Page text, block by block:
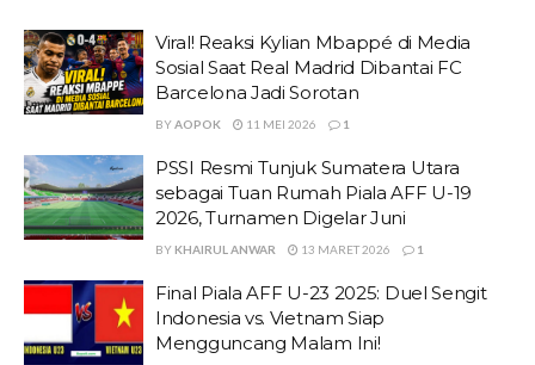
Viral! Reaksi Kylian Mbappé di Media
Sosial Saat Real Madrid Dibantai FC
Barcelona Jadi Sorotan
BYAOPOK 11 MEI 2026 1
PSSI Resmi Tunjuk Sumatera Utara
sebagai Tuan Rumah Piala AFF U-19
2026, Turnamen Digelar Juni
BY KHAIRUL ANWAR 13 MARET 2026 1
Final Piala AFF U-23 2025: Duel Sengit
Indonesia vs. Vietnam Siap
Mengguncang Malam Ini!